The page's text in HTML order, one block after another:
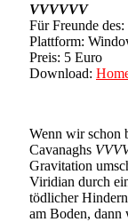
VVVVVV
Für Freunde
Plattform:
Preis: 5 Euro
Download:
Wenn wir schon
Cavanaghs
Gravitation
Viridian durch
tödlicher
am Boden, dann